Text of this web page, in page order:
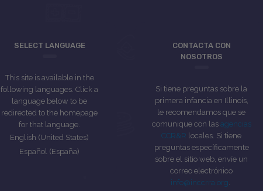
SELECT LANGUAGE
This site is available in the
following languages. Click a
language below to be
redirected to the homepage
for that language.
English (United States)
Español (España)
CONTACTA CON
NOSOTROS
Si tiene preguntas sobre la
primera infancia en Illinois,
le recomendamos que se
comunique con las agencias
CCR&R locales. Si tiene
preguntas específicamente
sobre el sitio web, envíe un
correo electrónico
info@inccrra.org.